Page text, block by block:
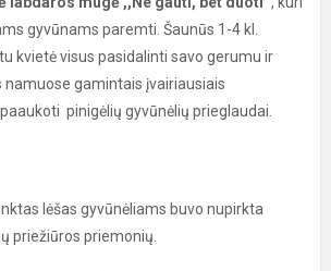
gyvūnams paremti. Šaunūs 1-4 kl.
kvietė visus pasidalinti savo gerumu ir
gamintais įvairiausiais
pinigėlių gyvūnėlių prieglaudai.
lėšas gyvūnėliams buvo nupirkta
priežiūros priemonių.